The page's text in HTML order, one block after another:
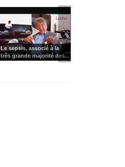
Le sepsis, associé à la
très grande majorité des...